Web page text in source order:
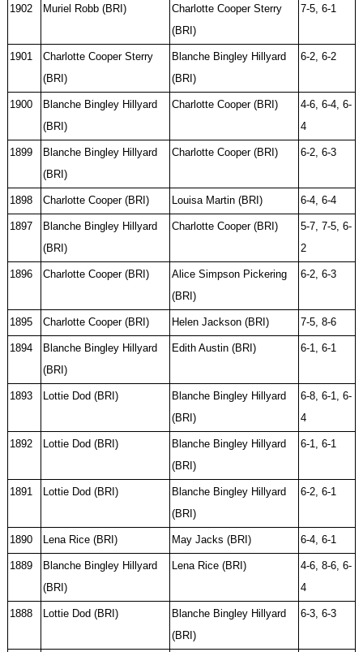
1902 Muriel Robb (BRI)
Charlotte Cooper Sterry
(BRI)
7-5, 6-1
1901
Charlotte Cooper Sterry
(BRI)
Blanche Bingley Hillyard
(BRI)
6-2, 6-2
1900
Blanche Bingley Hillyard
(BRI)
Charlotte Cooper (BRI)
4-6, 6-4, 6-
4
1899
Blanche Bingley Hillyard
(BRI)
Charlotte Cooper (BRI) 6-2, 6-3
1898 Charlotte Cooper (BRI) Louisa Martin (BRI) 6-4, 6-4
1897
Blanche Bingley Hillyard
(BRI)
Charlotte Cooper (BRI)
5-7, 7-5, 6-
2
1896 Charlotte Cooper (BRI)
Alice Simpson Pickering
(BRI)
6-2, 6-3
1895 Charlotte Cooper (BRI) Helen Jackson (BRI) 7-5, 8-6
1894
Blanche Bingley Hillyard
(BRI)
Edith Austin (BRI) 6-1, 6-1
1893 Lottie Dod (BRI)
Blanche Bingley Hillyard
(BRI)
6-8, 6-1, 6-
4
1892 Lottie Dod (BRI)
Blanche Bingley Hillyard
(BRI)
6-1, 6-1
1891 Lottie Dod (BRI)
Blanche Bingley Hillyard
(BRI)
6-2, 6-1
1890 Lena Rice (BRI) May Jacks (BRI) 6-4, 6-1
1889
Blanche Bingley Hillyard
(BRI)
Lena Rice (BRI)
4-6, 8-6, 6-
4
1888 Lottie Dod (BRI)
Blanche Bingley Hillyard
(BRI)
6-3, 6-3